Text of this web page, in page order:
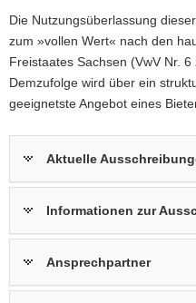
Die Nutzungsüberlassung
zum »vollen Wert« nach den
Freistaates Sachsen (VwV Nr.
Demzufolge wird über ein
geeignetste Angebot eines
Aktuelle
Informationen zur
Ansprechpartner